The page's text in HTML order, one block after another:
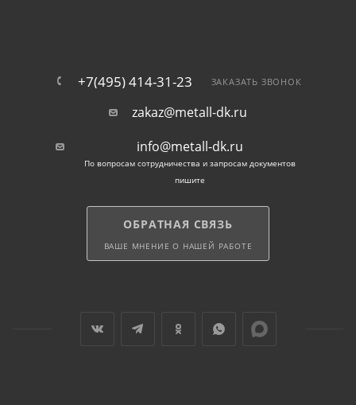
+7(495) 414-31-23 ЗАКАЗАТЬ ЗВОНОК
zakaz@metall-dk.ru
info@metall-dk.ru
По вопросам сотрудничества и запросам документов
пишите
ОБРАТНАЯ СВЯЗЬ
ВАШЕ МНЕНИЕ О НАШЕЙ РАБОТЕ